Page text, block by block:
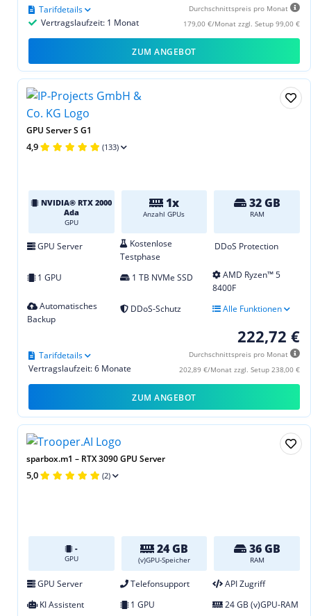
Durchschnittspreis pro Monat
179,00 €/Monat zzgl. Setup 99,00 €
Vertragslaufzeit: 1 Monat
Tarifdetails
ZUM ANGEBOT
GPU Server S G1
4,9 (133)
NVIDIA® RTX 2000
Ada
GPU
1x
Anzahl GPUs
32 GB
RAM
GPU Server
Kostenlose
Testphase
DDoS Protection
1 GPU 1 TB NVMe SSD
AMD Ryzen™ 5
8400F
Automatisches
Backup
DDoS-Schutz Alle Funktionen
222,72 €
Durchschnittspreis pro Monat
202,89 €/Monat zzgl. Setup 238,00 €
Vertragslaufzeit: 6 Monate
Tarifdetails
ZUM ANGEBOT
sparbox.m1 – RTX 3090 GPU Server
5,0 (2)
-
GPU
24 GB
(v)GPU-Speicher
36 GB
RAM
GPU Server Telefonsupport
API Zugriff
KI Assistent
1 GPU
24 GB (v)GPU-RAM